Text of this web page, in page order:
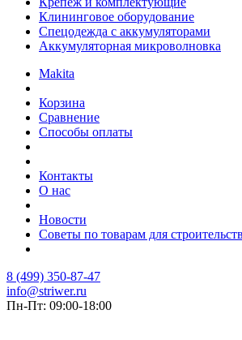
Клининговое оборудование
Спецодежда с аккумуляторами
Аккумуляторная микроволновка
Makita
Корзина
Сравнение
Способы оплаты
Контакты
О нас
Новости
Советы по товарам для
8 (499) 350-87-47
info@striwer.ru
Пн-Пт: 09:00-18:00